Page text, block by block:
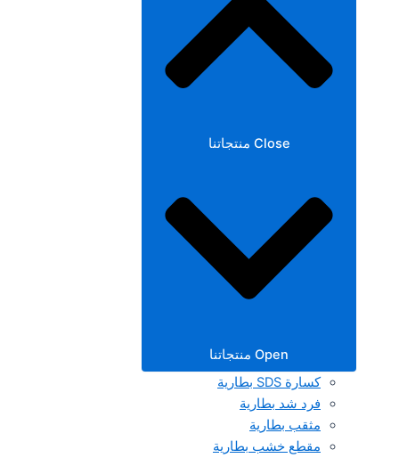
Close منتجاتنا
Open منتجاتنا
كسارة SDS بطارية
فرد شد بطارية
مثقب بطارية
مقطع خشب بطارية